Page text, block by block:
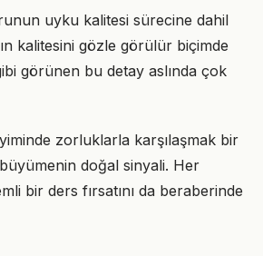
uyku kalitesi sürecine dahil
kalitesini gözle görülür biçimde
görünen bu detay aslında çok
zorluklarla karşılaşmak bir
büyümenin doğal sinyali. Her
bir ders fırsatını da beraberinde